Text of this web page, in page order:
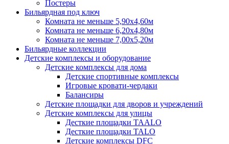
Постеры
Бильярдная под ключ
Комната не меньше 5,90х4,60м
Комната не меньше 6,20х4,80м
Комната не меньше 7,00х5,20м
Бильярдные коллекции
Детские комплексы и оборудование
Детские комплексы для дома
Детские спортивные комплексы
Игровые кровати-чердаки
Балансиры
Детские площадки для дворов и учреждений
Детские комплексы для улицы
Десткие площадки TAALO
Десткие площадки TALO
Детские комплексы DFC